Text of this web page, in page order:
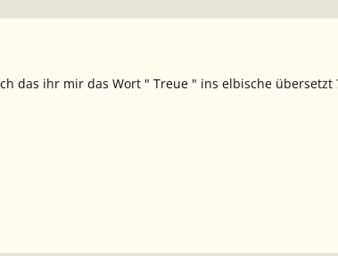
das ihr mir das Wort " Treue " ins elbische